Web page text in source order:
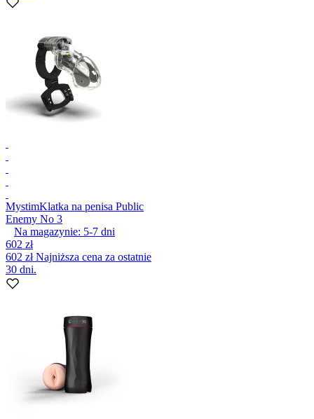
MystimKlatka na penisa Public
Enemy No 3
Na magazynie: 5-7 dni
602 zł
602 złNajniższa cena za ostatnie
30 dni.